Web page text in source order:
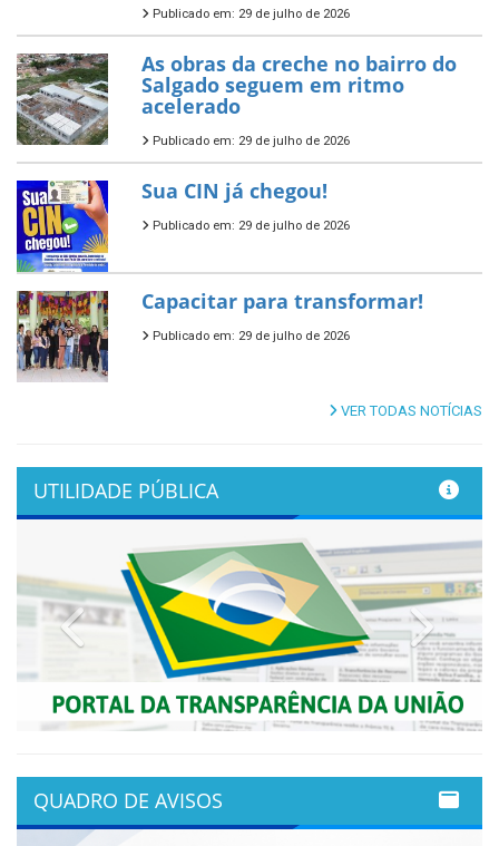
Publicado em: 29 de julho de 2026
As obras da creche no bairro do
Salgado seguem em ritmo
acelerado
Publicado em: 29 de julho de 2026
Sua CIN já chegou!
Publicado em: 29 de julho de 2026
Capacitar para transformar!
Publicado em: 29 de julho de 2026
VER TODAS NOTÍCIAS
UTILIDADE PÚBLICA
Previous Next
QUADRO DE AVISOS